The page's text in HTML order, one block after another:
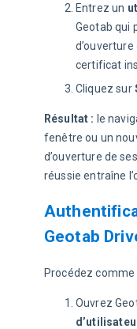
Entrez un
Geotab qui
certificat
Cliquez sur
Résultat : le
fenêtre ou un
d’ouverture de
réussie entraîne
Geotab
Procédez comme
Ouvrez